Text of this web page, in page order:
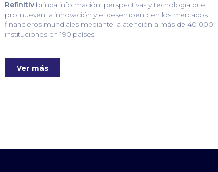
Refinitiv brinda información, perspectivas y tecnología que
promueven la innovación y el desempeño en los mercados
financieros mundiales mediante la atención a más de 40 000
instituciones en 190 países.
Ver más